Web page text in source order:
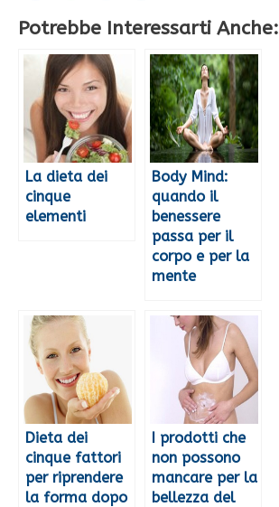
Potrebbe Interessarti Anche:
La dieta dei
cinque
elementi
Body Mind:
quando il
benessere
passa per il
corpo e per la
mente
Dieta dei
cinque fattori
per riprendere
la forma dopo
I prodotti che
non possono
mancare per la
bellezza del